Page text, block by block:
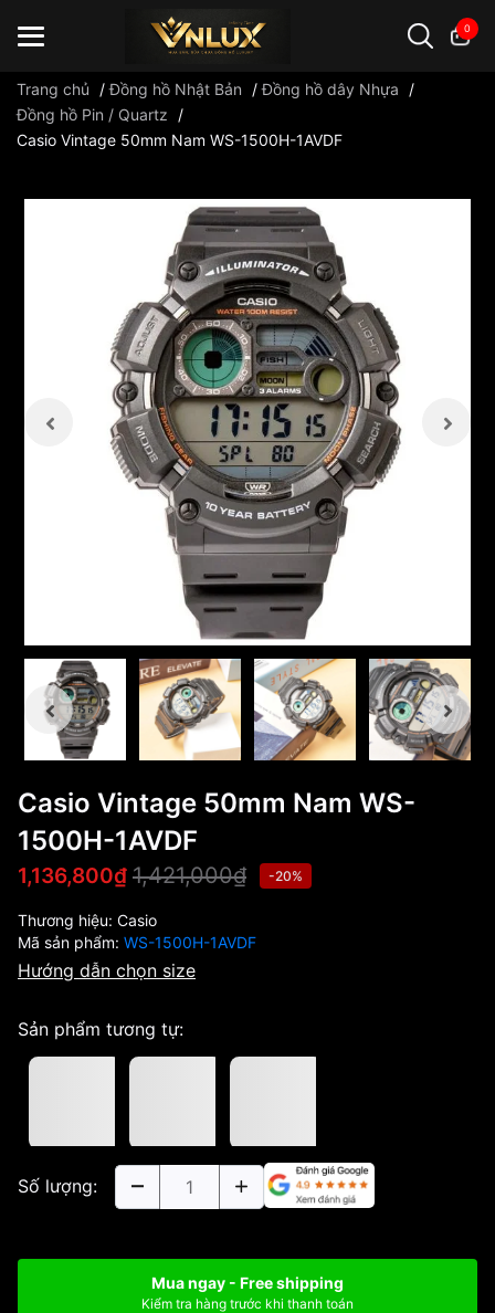
0
Đồng hồ casio đồng hồ G-Shock đồng hồ Orient
Trang chủ /Đồng hồ Nhật Bản /Đồng hồ dây Nhựa
/
Đồng hồ Pin / Quartz
/
Casio Vintage 50mm Nam WS-1500H-1AVDF
Casio Vintage 50mm Nam WS-
1500H-1AVDF
1,136,800₫ 1,421,000₫ -20%
Thương hiệu: Casio
Mã sản phẩm: WS-1500H-1AVDF
Hướng dẫn chọn size
Sản phẩm tương tự:
Số lượng:
Mua ngay - Free shipping
Kiểm tra hàng trước khi thanh toán